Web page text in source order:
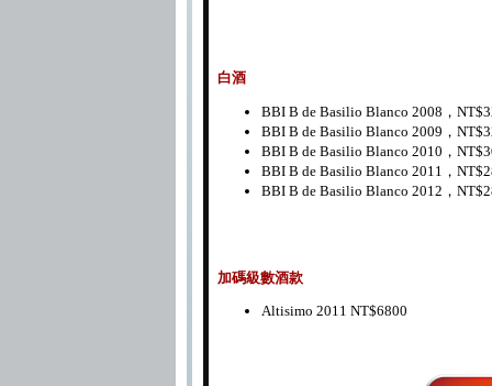
白酒
BBI B de Basilio Blanco 2008，
BBI B de Basilio Blanco 2009，
BBI B de Basilio Blanco 2010，
BBI B de Basilio Blanco 2011，
BBI B de Basilio Blanco 2012，
加碼級數酒款
Altisimo 2011 NT$6800